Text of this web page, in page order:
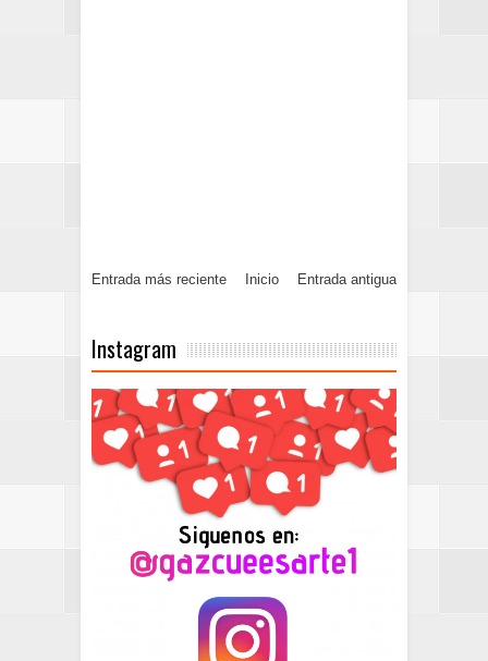
Entrada más reciente Entrada antigua
Inicio
Instagram